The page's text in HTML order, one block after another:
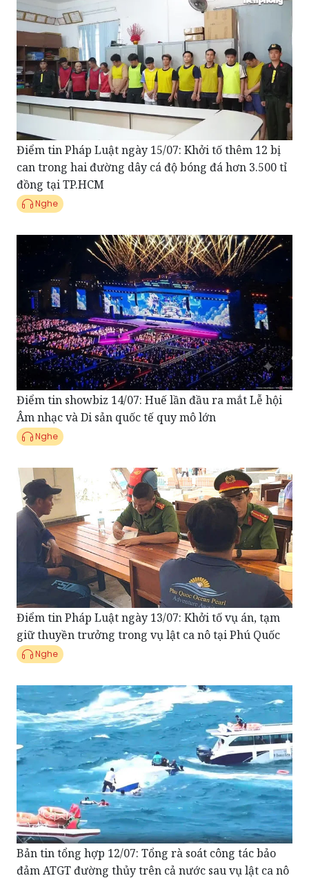
Điểm tin Pháp Luật ngày 15/07: Khởi tố thêm 12 bị
can trong hai đường dây cá độ bóng đá hơn 3.500 tỉ
đồng tại TP.HCM
Nghe
Điểm tin showbiz 14/07: Huế lần đầu ra mắt Lễ hội
Âm nhạc và Di sản quốc tế quy mô lớn
Nghe
Điểm tin Pháp Luật ngày 13/07: Khởi tố vụ án, tạm
giữ thuyền trưởng trong vụ lật ca nô tại Phú Quốc
Nghe
Bản tin tổng hợp 12/07: Tổng rà soát công tác bảo
đảm ATGT đường thủy trên cả nước sau vụ lật ca nô
đặc biệt nghiêm trọng tại Phú Quốc.
Nghe